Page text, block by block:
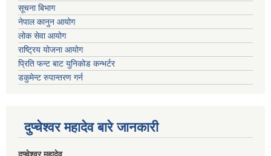
सूचना बिभाग
नेपाल कानुन आयोग
लोक सेवा आयोग
राष्ट्रिय योजना आयोग
प्रिति फन्ट बाट युनिकोड कन्भर्टर
डकुमेन्ट रुपान्तरण गर्न
दुप्चेश्वर महादेव बारे जानकारी